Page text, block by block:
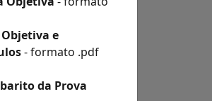
e
- formato .pdf
da Prova